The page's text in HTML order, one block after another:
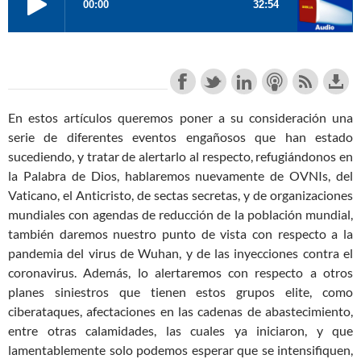
En estos artículos queremos poner a su consideración una
serie de diferentes eventos engañosos que han estado
sucediendo, y tratar de alertarlo al respecto, refugiándonos en
la Palabra de Dios, hablaremos nuevamente de OVNIs, del
Vaticano, el Anticristo, de sectas secretas, y de organizaciones
mundiales con agendas de reducción de la población mundial,
también daremos nuestro punto de vista con respecto a la
pandemia del virus de Wuhan, y de las inyecciones contra el
coronavirus. Además, lo alertaremos con respecto a otros
planes siniestros que tienen estos grupos elite, como
ciberataques, afectaciones en las cadenas de abastecimiento,
entre otras calamidades, las cuales ya iniciaron, y que
lamentablemente solo podemos esperar que se intensifiquen,